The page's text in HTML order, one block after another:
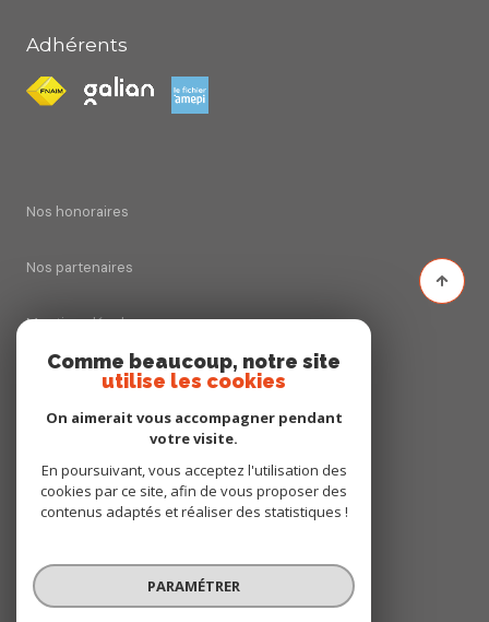
Adhérents
Nos honoraires
Nos partenaires
Mentions légales
Cookies
© 2026 | Tous droits réservés
Comme beaucoup, notre site
utilise les cookies
On aimerait vous accompagner pendant
votre visite.
En poursuivant, vous acceptez l'utilisation des
cookies par ce site, afin de vous proposer des
contenus adaptés et réaliser des statistiques !
PARAMÉTRER